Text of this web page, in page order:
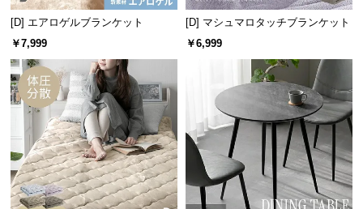
o.,
[D] エアロゲルブランケット
￥7,999
[D] マシュマロタッチブランケット
￥6,999